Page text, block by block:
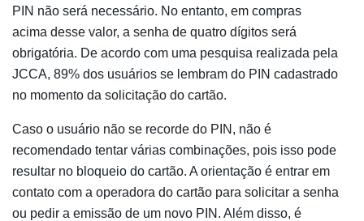
PIN não será necessário. No entanto, em compras
acima desse valor, a senha de quatro dígitos será
obrigatória. De acordo com uma pesquisa realizada pela
JCCA, 89% dos usuários se lembram do PIN cadastrado
no momento da solicitação do cartão.
Caso o usuário não se recorde do PIN, não é
recomendado tentar várias combinações, pois isso pode
resultar no bloqueio do cartão. A orientação é entrar em
contato com a operadora do cartão para solicitar a senha
ou pedir a emissão de um novo PIN. Além disso, é